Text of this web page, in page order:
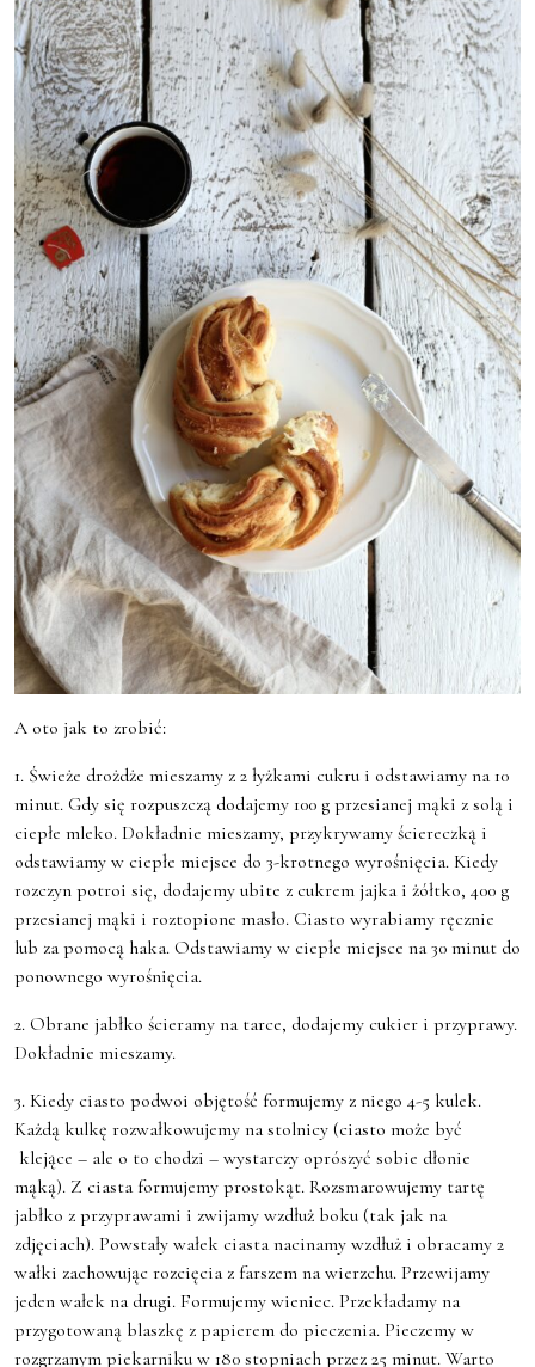
A oto jak to zrobić:
1. Świeże drożdże mieszamy z 2 łyżkami cukru i odstawiamy na 10
minut. Gdy się rozpuszczą dodajemy 100 g przesianej mąki z solą i
ciepłe mleko. Dokładnie mieszamy, przykrywamy ściereczką i
odstawiamy w ciepłe miejsce do 3-krotnego wyrośnięcia. Kiedy
rozczyn potroi się, dodajemy ubite z cukrem jajka i żółtko, 400 g
przesianej mąki i roztopione masło. Ciasto wyrabiamy ręcznie
lub za pomocą haka. Odstawiamy w ciepłe miejsce na 30 minut do
ponownego wyrośnięcia.
2. Obrane jabłko ścieramy na tarce, dodajemy cukier i przyprawy.
Dokładnie mieszamy.
3. Kiedy ciasto podwoi objętość formujemy z niego 4-5 kulek.
Każdą kulkę rozwałkowujemy na stolnicy (ciasto może być
klejące – ale o to chodzi – wystarczy oprószyć sobie dłonie
mąką). Z ciasta formujemy prostokąt. Rozsmarowujemy tartę
jabłko z przyprawami i zwijamy wzdłuż boku (tak jak na
zdjęciach). Powstały wałek ciasta nacinamy wzdłuż i obracamy 2
wałki zachowując rozcięcia z farszem na wierzchu. Przewijamy
jeden wałek na drugi. Formujemy wieniec. Przekładamy na
przygotowaną blaszkę z papierem do pieczenia. Pieczemy w
rozgrzanym piekarniku w 180 stopniach przez 25 minut. Warto